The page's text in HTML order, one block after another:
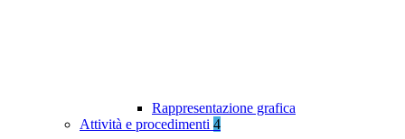
Rappresentazione grafica
Attività e procedimenti 4